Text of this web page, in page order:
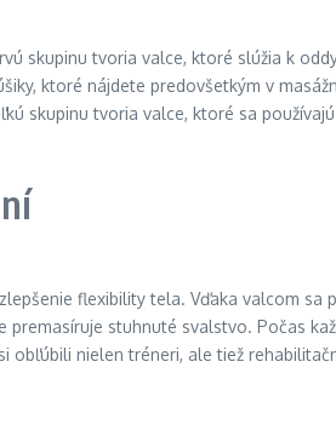
skupinu tvoria valce, ktoré slúžia k
ktoré nájdete predovšetkým v
skupinu tvoria valce, ktoré sa
flexibility tela. Vďaka valcom
premasíruje stuhnuté svalstvo. Počas
nielen tréneri, ale tiež